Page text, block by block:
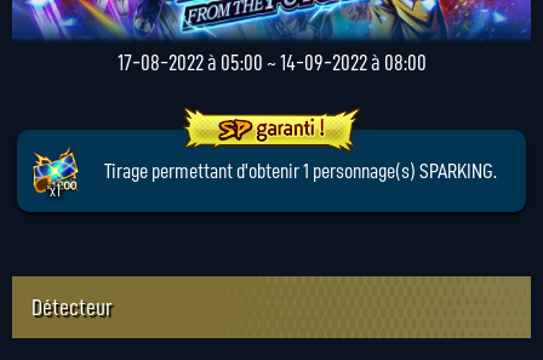
17-08-2022 à 05:00 ~ 14-09-2022 à 08:00
x1
Tirage permettant d'obtenir 1 personnage(s) SPARKING.
Détecteur